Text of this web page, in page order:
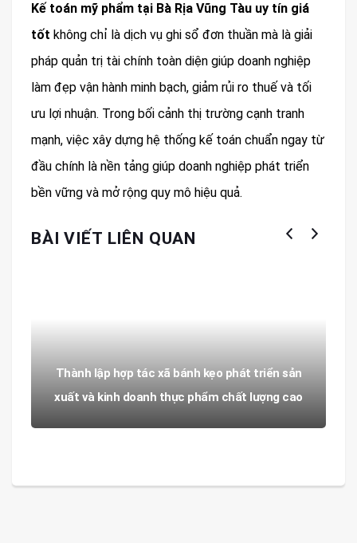
Kế toán mỹ phẩm tại Bà Rịa Vũng Tàu uy tín giá
tốt không chỉ là dịch vụ ghi sổ đơn thuần mà là giải
pháp quản trị tài chính toàn diện giúp doanh nghiệp
làm đẹp vận hành minh bạch, giảm rủi ro thuế và tối
ưu lợi nhuận. Trong bối cảnh thị trường cạnh tranh
mạnh, việc xây dựng hệ thống kế toán chuẩn ngay từ
đầu chính là nền tảng giúp doanh nghiệp phát triển
bền vững và mở rộng quy mô hiệu quả.
BÀI VIẾT LIÊN QUAN
Thành lập hợp tác xã bánh kẹo phát triển sản
xuất và kinh doanh thực phẩm chất lượng cao